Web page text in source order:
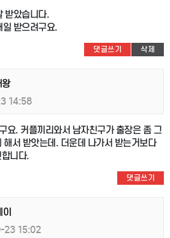
받았습니다.
일 받으려구요.
댓글쓰기 삭제
왕
14:58
요. 커플끼리와서 남자친구가 출장은 좀 그
서 받앗는데. 더운데 나가서 받는거보다
니다.
댓글쓰기
이
15:02